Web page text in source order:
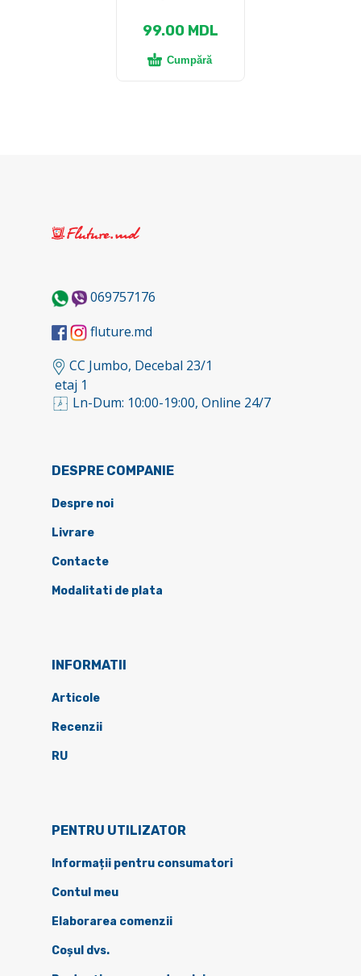
99.00 MDL
Cumpără
069757176
fluture.md
CC Jumbo, Decebal 23/1
etaj 1
Ln-Dum: 10:00-19:00, Online 24/7
DESPRE COMPANIE
Despre noi
Livrare
Contacte
Modalitati de plata
INFORMATII
Articole
Recenzii
RU
PENTRU UTILIZATOR
Informații pentru consumatori
Contul meu
Elaborarea comenzii
Coșul dvs.